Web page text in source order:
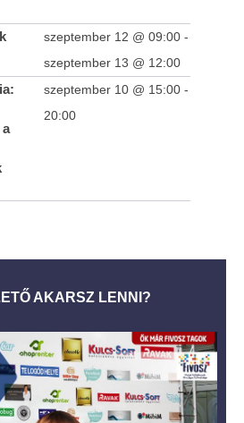
szeptember 12 @ 09:00 -
szeptember 13 @ 12:00
szeptember 10 @ 15:00 -
20:00
AKARSZ LENNI?